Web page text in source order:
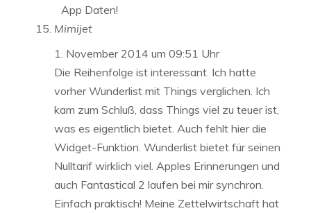
App Daten!
Mimijet
1. November 2014 um 09:51 Uhr
Die Reihenfolge ist interessant. Ich hatte
vorher Wunderlist mit Things verglichen. Ich
kam zum Schluß, dass Things viel zu teuer ist,
was es eigentlich bietet. Auch fehlt hier die
Widget-Funktion. Wunderlist bietet für seinen
Nulltarif wirklich viel. Apples Erinnerungen und
auch Fantastical 2 laufen bei mir synchron.
Einfach praktisch! Meine Zettelwirtschaft hat